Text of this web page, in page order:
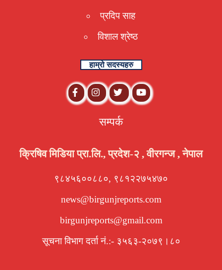
प्रदिप साह
विशाल श्रेष्ठ
हाम्रो सदस्यहरु
सम्पर्क
क्रिषिव मिडिया प्रा.लि., प्रदेश-२ , वीरगन्ज , नेपाल
९८४५६००८८०, ९८१२२७५४७०
news@birgunjreports.com
birgunjreports@gmail.com
सूचना विभाग दर्ता नं.:- ३५६३-२०७९।८०